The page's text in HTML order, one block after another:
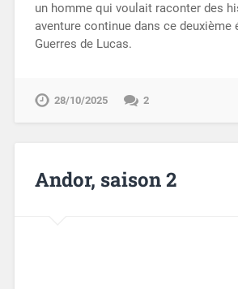
un homme qui voulait raconter des
aventure continue dans ce deuxième
Guerres de Lucas.
28/10/2025 2
Andor, saison 2